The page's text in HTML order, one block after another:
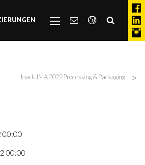
Ipack-IMA 2022 Processing & Packaging >
00:00
00:00